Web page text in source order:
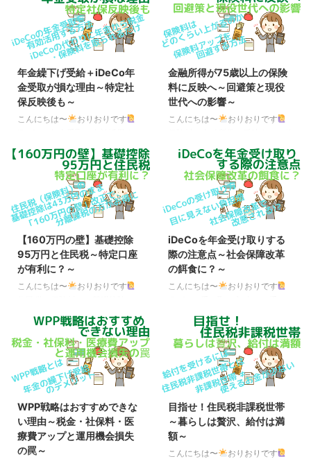
年金繰下げ受給＋iDeCo年
金受取が損な理由～特定社
保反映後も～
こんにちは〜
おりおりです
方法 iDeCoの受け取りには「一
時金」「年金」「一時金＋年金」
の3つの方法がありますが、通常
は税金と社会保険料の都合上、税
金の計算で1/2され、保険料アッ
プの対象外となる「一時金」が有
利です。 しかし、これは控除額
（一時金の場合は退職所得控除
額、年金の場合は公的年金等控除
額）を超えた場合の話であり、控
除の範囲内であればどちらも非課
方の控除を埋めるようにし、はみ
出した部分は ...
金融所得が75歳以上の保険
料に反映へ～回避策と現役
世代への影響～
こんにちは〜
おりおりです
組み 先日、「金融所得の保険料
反映」に関わる、健康保険法など
の改正案の概要が判明しました。
その内容は、金融機関に対し、上
場株式の配当などを支払った報告
書を自治体が運営する後期高齢者
医療制度（75歳以上の人は全員
が加入）の保険者に提出すること
を義務づける、というものです。
これにより、今までは特定口座で
発生した利益を確定申告せず、源
なかった（税金のみで済んでい
た）のが、何もせずとも ...
【160万円の壁】基礎控除
95万円と住民税～特定口座
が有利に？～
こんにちは〜
おりおりです
43万円のまま 「160万円の壁」
とは、2025年（令和7年）から導
入される「所得税」に関する新た
な基準で、内訳はこのようになっ
ています。 「160万円の壁」の内
訳 給与所得控除 ： 55万円（改正
前）→ 65万円（改正後）（給与
等の収入金額が190万円以下の場
合） 基礎控除 ： 48万円（改
正前）→ 95万円（改正後）（合
計所得⾦額が132万円以下の場
iDeCoを年金受け取りする
際の注意点～社会保障改革
の餌食に？～
こんにちは〜
おりおりです
取り方）が非常に難しい、と言わ
れているのがiDeCoです。 iDeCo
にはこのように、「一時金」・
「年金」・「一時金と年金」（併
用）の3種類の受取方法があり、
一時金は退職所得（退職所得控除
が適用）、年金は雑所得（公的年
金等控除が適用）となります。
iDeCoの給付（受取方法）につい
て○ iDeCoの年金資産は、老齢給
付金として原則、60歳から受け
WPP戦略はおすすめできな
い理由～税金・社保料・医
療費アップと運用機会損失
の罠～
目指せ！住民税非課税世帯
～暮らしは贅沢、給付は満
額～
こんにちは〜
おりおりです